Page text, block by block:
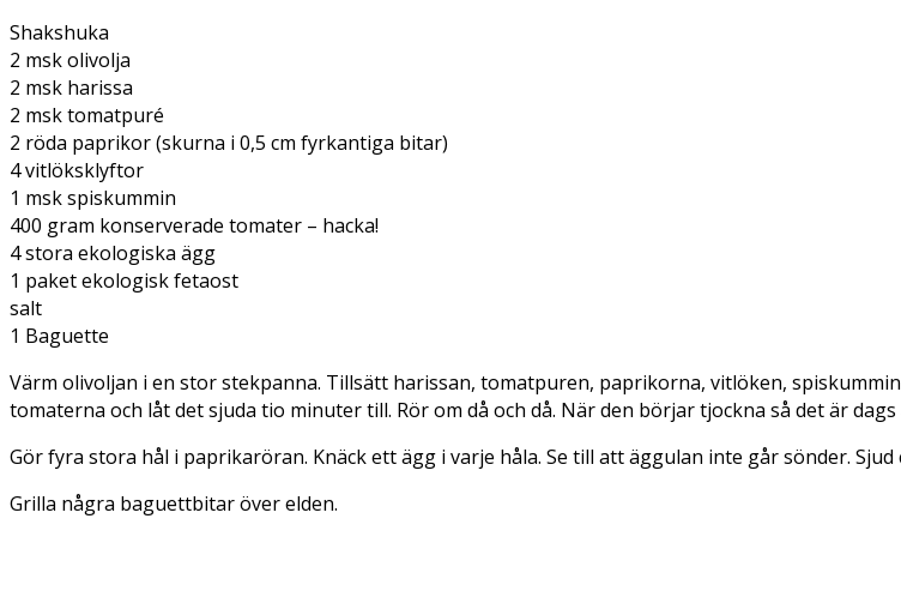
Shakshuka
2 msk olivolja
2 msk harissa
2 msk tomatpuré
2 röda paprikor (skurna i 0,5 cm fyrkantiga bitar)
4 vitlöksklyftor
1 msk spiskummin
400 gram konserverade tomater – hacka!
4 stora ekologiska ägg
1 paket ekologisk fetaost
salt
1 Baguette
Värm olivoljan i en stor stekpanna. Tillsätt harissan, tomatpuren, paprikorna, vitlöken,
tomaterna och låt det sjuda tio minuter till. Rör om då och då. När den börjar tjockna så det är dags
Gör fyra stora hål i paprikaröran. Knäck ett ägg i varje håla. Se till att äggulan inte går sönder.
Grilla några baguettbitar över elden.